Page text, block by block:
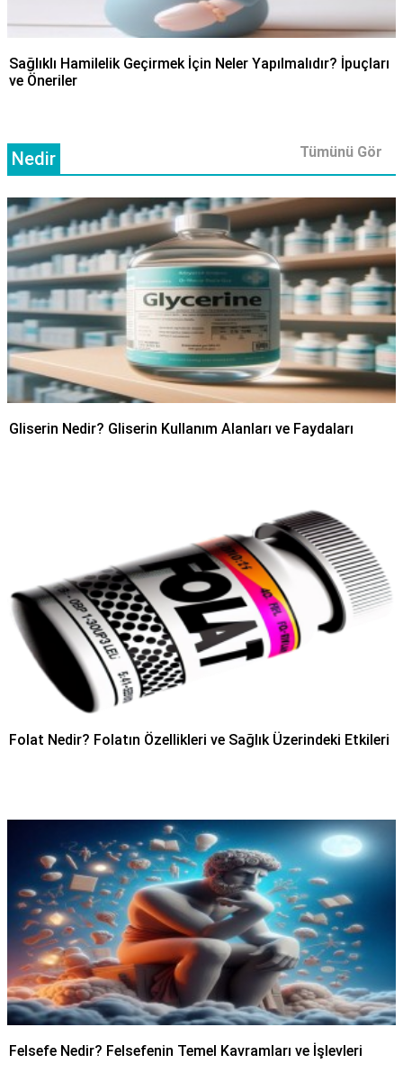
Sağlıklı Hamilelik Geçirmek İçin Neler Yapılmalıdır? İpuçları
ve Öneriler
Nedir Tümünü Gör
Gliserin Nedir? Gliserin Kullanım Alanları ve Faydaları
Folat Nedir? Folatın Özellikleri ve Sağlık Üzerindeki Etkileri
Felsefe Nedir? Felsefenin Temel Kavramları ve İşlevleri